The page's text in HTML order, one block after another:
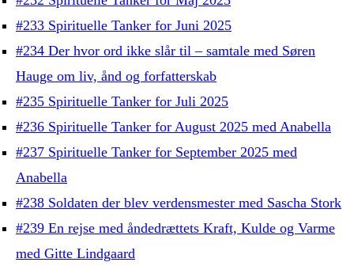
#233 Spirituelle Tanker for Juni 2025
#234 Der hvor ord ikke slår til – samtale med Søren
Hauge om liv, ånd og forfatterskab
#235 Spirituelle Tanker for Juli 2025
#236 Spirituelle Tanker for August 2025 med Anabella
#237 Spirituelle Tanker for September 2025 med
Anabella
#238 Soldaten der blev verdensmester med Sascha Stork
#239 En rejse med åndedrættets Kraft, Kulde og Varme
med Gitte Lindgaard